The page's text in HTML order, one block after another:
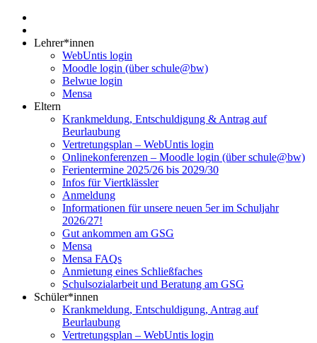
Lehrer*innen
WebUntis login
Moodle login (über schule@bw)
Belwue login
Mensa
Eltern
Krankmeldung, Entschuldigung & Antrag auf
Beurlaubung
Vertretungsplan – WebUntis login
Onlinekonferenzen – Moodle login (über schule@bw)
Ferientermine 2025/26 bis 2029/30
Infos für Viertklässler
Anmeldung
Informationen für unsere neuen 5er im Schuljahr
2026/27!
Gut ankommen am GSG
Mensa
Mensa FAQs
Anmietung eines Schließfaches
Schulsozialarbeit und Beratung am GSG
Schüler*innen
Krankmeldung, Entschuldigung, Antrag auf
Beurlaubung
Vertretungsplan – WebUntis login